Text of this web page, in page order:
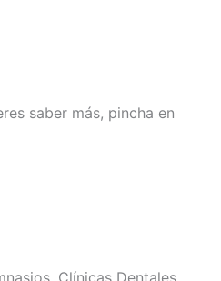
saber más, pincha en